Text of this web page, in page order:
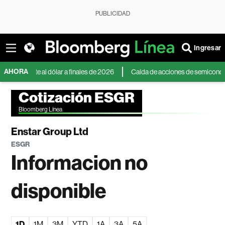
PUBLICIDAD
Ingresar
AHORA
frente al dólar a finales de 2026 Caída de acciones de
Cotización ESGR
Bloomberg Línea
Enstar Group Ltd
ESGR
Informacion no
disponible